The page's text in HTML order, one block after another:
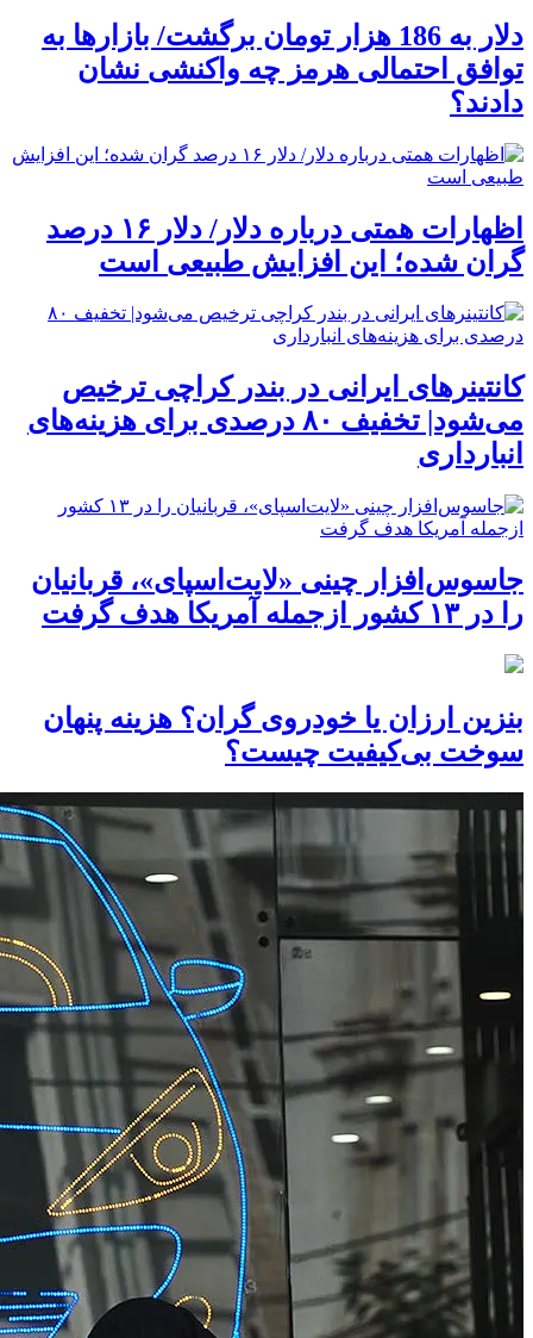
دلار به 186 هزار تومان برگشت/ بازارها به
توافق احتمالی هرمز چه واکنشی نشان
دادند؟
اظهارات همتی درباره دلار/ دلار ۱۶ درصد
گران شده؛ این افزایش طبیعی است
کانتینرهای ایرانی در بندر کراچی ترخیص
می‌شود| تخفیف ۸۰ درصدی برای هزینه‌های
انبارداری
جاسوس‌افزار چینی «لایت‌اسپای»، قربانیان
را در ۱۳ کشور ازجمله آمریکا هدف گرفت
بنزین ارزان یا خودروی گران؟ هزینه پنهان
سوخت بی‌کیفیت چیست؟